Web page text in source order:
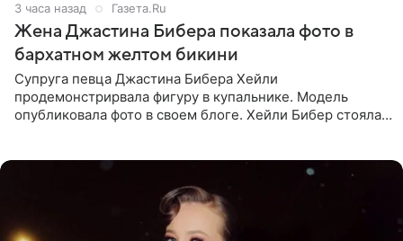
3 часа назад Газета.Ru
Жена Джастина Бибера показала фото в
бархатном желтом бикини
Супруга певца Джастина Бибера Хейли
продемонстрирвала фигуру в купальнике. Модель
опубликовала фото в своем блоге. Хейли Бибер стояла